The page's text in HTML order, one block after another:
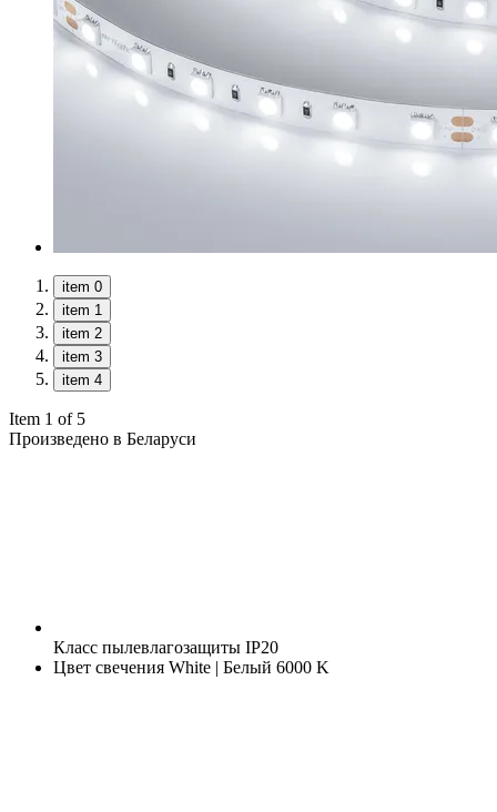
item 0
item 1
item 2
item 3
item 4
Item 1 of 5
Произведено в Беларуси
Класс пылевлагозащиты IP20
Цвет свечения White | Белый 6000 K